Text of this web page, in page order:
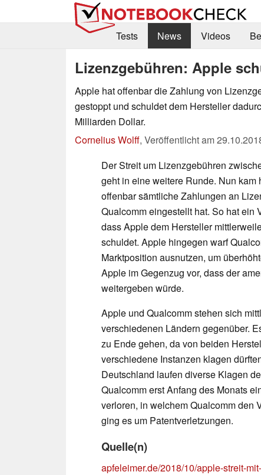
Tests
News Videos
Lizenzgebühren: Apple
Apple hat offenbar die Zahlung von
gestoppt und schuldet dem Hersteller
Milliarden Dollar.
Cornelius Wolff, Veröffentlicht am
Der Streit um Lizenzgebühren
geht in eine weitere Runde. Nun kam
offenbar sämtliche Zahlungen an
Qualcomm eingestellt hat. So hat ein
dass Apple dem Hersteller
schuldet. Apple hingegen warf
Marktposition ausnutzen, um
Apple im Gegenzug vor, dass der
weitergeben würde.
Apple und Qualcomm stehen sich
verschiedenen Ländern gegenüber.
zu Ende gehen, da von beiden
verschiedene Instanzen klagen
Deutschland laufen diverse Klagen
Qualcomm erst Anfang des Monats
verloren, in welchem Qualcomm den
ging es um Patentverletzungen.
Quelle(n)
apfeleimer.de/2018/10/apple-streit-